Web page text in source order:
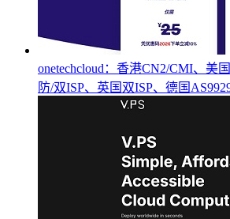
onetechcloud：香港CN2/CMI、美
防/双ISP、英国双ISP、德国